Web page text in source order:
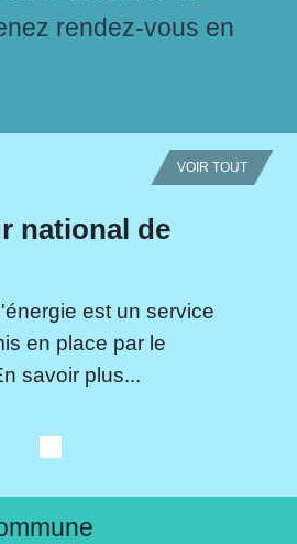
rendez-vous en
VOIR TOUT
national de
est un service
en place par le
savoir plus...